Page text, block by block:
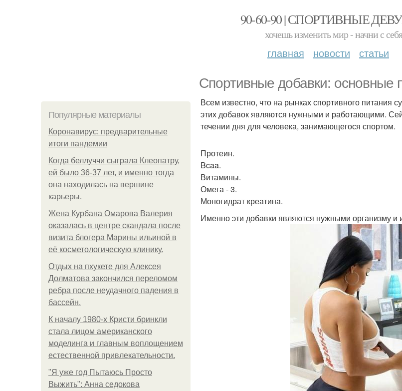
90-60-90 | СПОРТИВНЫЕ
хочешь изменить мир - начни с
главная новости статьи
Спортивные добавки: основные
Популярные материалы
Коронавирус: предварительные
итоги пандемии
Когда беллуччи сыграла Клеопатру,
ей было 36-37 лет, и именно тогда
она находилась на вершине
карьеры.
Жена Курбана Омарова Валерия
оказалась в центре скандала после
визита блогера Марины ильиной в
её косметологическую клинику.
Отдых на пхукете для Алексея
Долматова закончился переломом
ребра после неудачного падения в
бассейн.
К началу 1980-х Кристи бринкли
стала лицом американского
моделинга и главным воплощением
естественной привлекательности.
"Я уже год Пытаюсь Просто
Выжить": Анна седокова
Всем известно, что на рынках спортивного питания
этих добавок являются нужными и работающими.
течении дня для человека, занимающегося спортом.
Протеин.
Bcaa.
Витамины.
Омега - 3.
Моногидрат креатина.
Именно эти добавки являются нужными организму и